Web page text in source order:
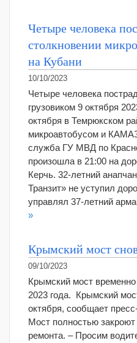
Четыре человека
столкновении
на Кубани
10/10/2023
Четыре человека
грузовиком 9 октября
октября в Темрюкском
микроавтобусом и
служба ГУ МВД по
произошла в 21:00 на
Керчь. 32-летний
Транзит» не уступил
управлял 37-летний
»
Крымский мост
09/10/2023
Крымский мост
2023 года. Крымский
октября, сообщает
Мост полностью
ремонта. – Просим